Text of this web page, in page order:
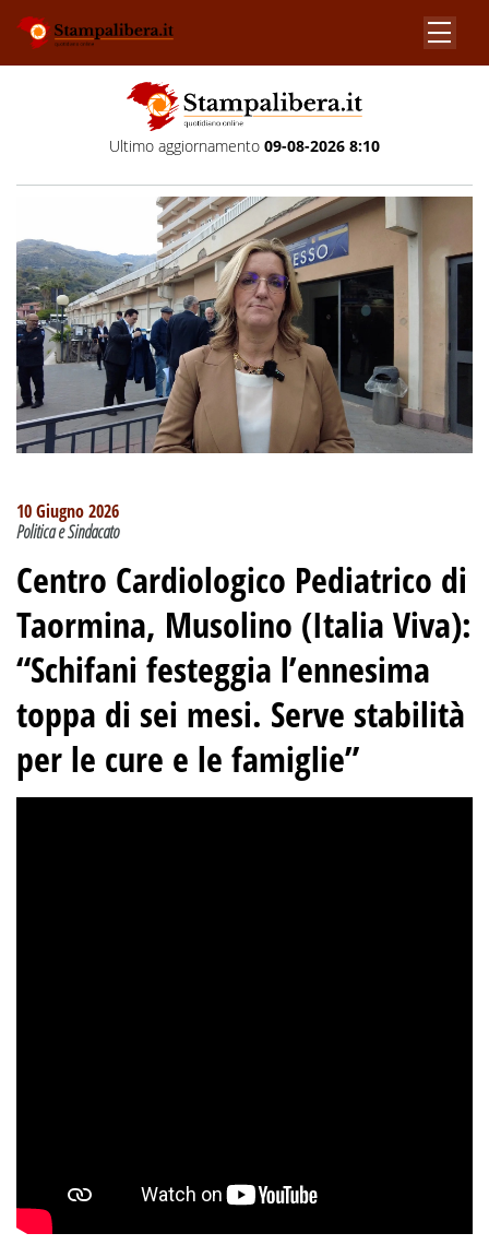
Ultimo aggiornamento 09-08-2026 8:10
10 Giugno 2026
Politica e Sindacato
Centro Cardiologico Pediatrico di
Taormina, Musolino (Italia Viva):
“Schifani festeggia l’ennesima
toppa di sei mesi. Serve stabilità
per le cure e le famiglie”